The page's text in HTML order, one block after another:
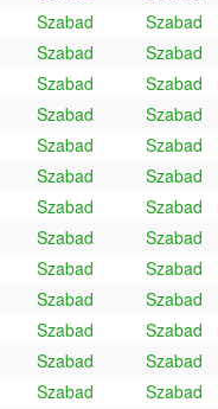
Szabad
Szabad
Szabad
Szabad
Szabad
Szabad
Szabad
Szabad
Szabad
Szabad
Szabad
Szabad
Szabad
Szabad
Szabad
Szabad
Szabad
Szabad
Szabad
Szabad
Szabad
Szabad
Szabad
Szabad
Szabad
Szabad